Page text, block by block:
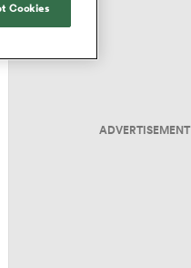
ADVERTISEMENT
Cookies